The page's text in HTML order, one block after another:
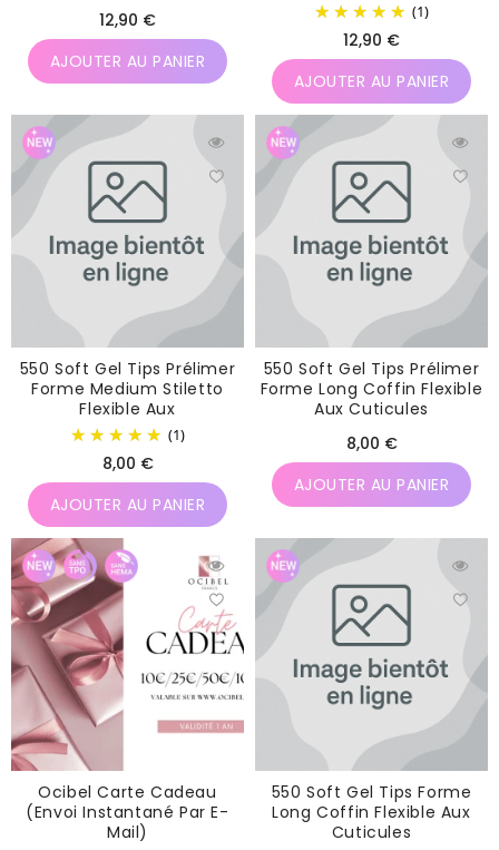
Prix
habituel
12,90 €
AJOUTER AU PANIER
(1)
Prix
habituel
12,90 €
AJOUTER AU PANIER
550 Soft Gel Tips Prélimer
Forme Medium Stiletto
Flexible Aux
(1)
Prix
habituel
8,00 €
AJOUTER AU PANIER
550 Soft Gel Tips Prélimer
Forme Long Coffin Flexible
Aux Cuticules
Prix
habituel
8,00 €
AJOUTER AU PANIER
Ocibel Carte Cadeau
(envoi Instantané Par E-
Mail)
550 Soft Gel Tips Forme
Long Coffin Flexible Aux
Cuticules